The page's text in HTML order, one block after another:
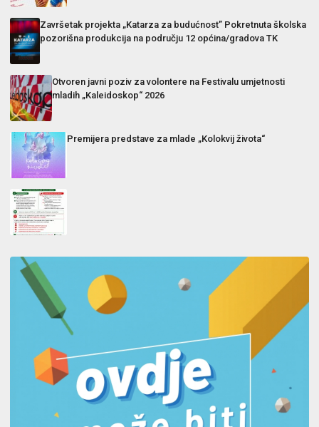
Završetak projekta „Katarza za budućnost” Pokretnuta školska
pozorišna produkcija na području 12 općina/gradova TK
Otvoren javni poziv za volontere na Festivalu umjetnosti
mladih „Kaleidoskop“ 2026
Premijera predstave za mlade „Kolokvij života“